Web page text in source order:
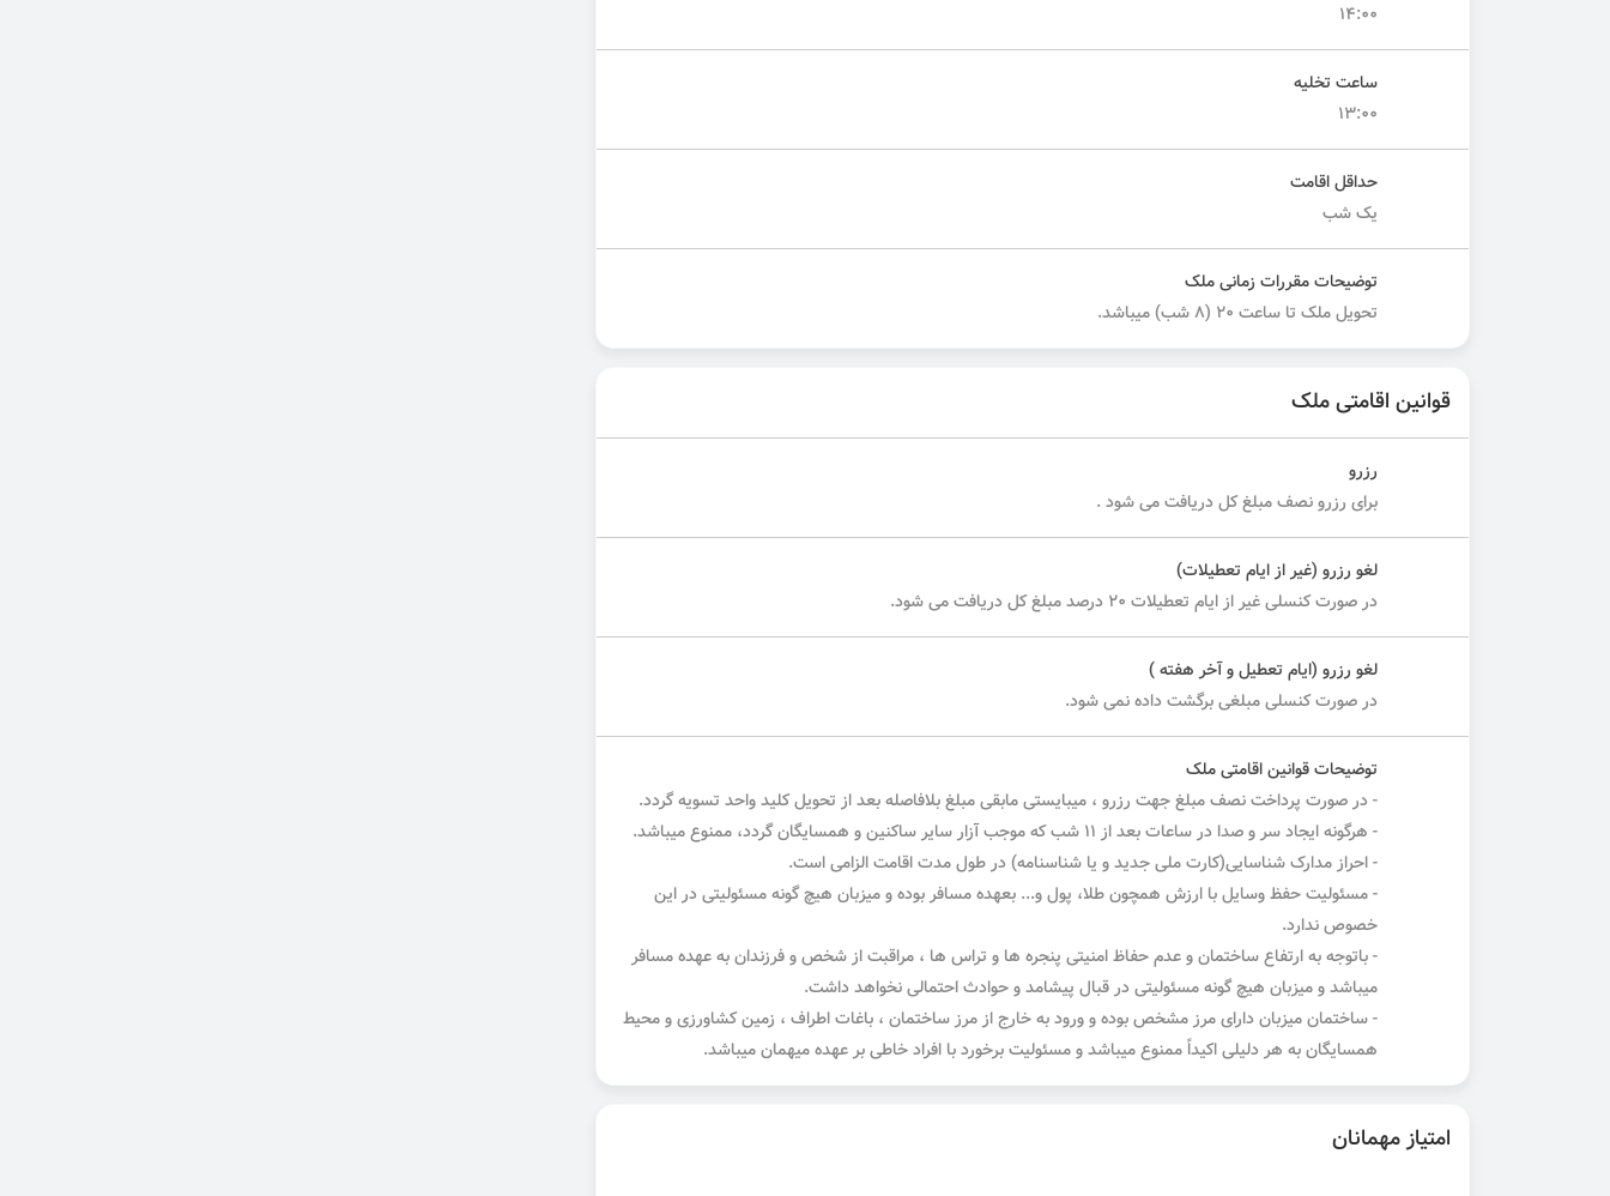
14:00
ساعت تخلیه
13:00
حداقل اقامت
یک شب
توضیحات مقررات زمانی ملک
تحویل ملک تا ساعت 20 (8 شب) میباشد.
قوانین اقامتی ملک
رزرو
برای رزرو نصف مبلغ کل دریافت می شود .
لغو رزرو (غیر از ایام تعطیلات)
در صورت کنسلی غیر از ایام تعطیلات ۲۰ درصد مبلغ کل دریافت می شود.
لغو رزرو (ایام تعطیل و آخر هفته )
در صورت کنسلی مبلغی برگشت داده نمی شود.
توضیحات قوانین اقامتی ملک
- در صورت پرداخت نصف مبلغ جهت رزرو ، میبایستی مابقی مبلغ بلافاصله بعد از تحویل کلید واحد تسویه گردد.
- هرگونه ایجاد سر و صدا در ساعات بعد از ۱1 شب که موجب آزار سایر ساکنین و همسایگان گردد، ممنوع میباشد.
- احراز مدارک شناسایی(کارت ملی جدید و یا شناسنامه) در طول مدت اقامت الزامی است.
- مسئولیت حفظ وسایل با ارزش همچون طلا، پول و... بعهده مسافر بوده و میزبان هیچ گونه مسئولیتی در این
خصوص ندارد.
- باتوجه به ارتفاع ساختمان و عدم حفاظ امنیتی پنجره ها و تراس ها ، مراقبت از شخص و فرزندان به عهده مسافر
میباشد و میزبان هیچ گونه مسئولیتی در قبال پیشامد و حوادث احتمالی نخواهد داشت.
- ساختمان میزبان دارای مرز مشخص بوده و ورود به خارج از مرز ساختمان ، باغات اطراف ، زمین کشاورزی و محیط
همسایگان به هر دلیلی اکیداً ممنوع میباشد و مسئولیت برخورد با افراد خاطی بر عهده میهمان میباشد.
امتیاز مهمانان